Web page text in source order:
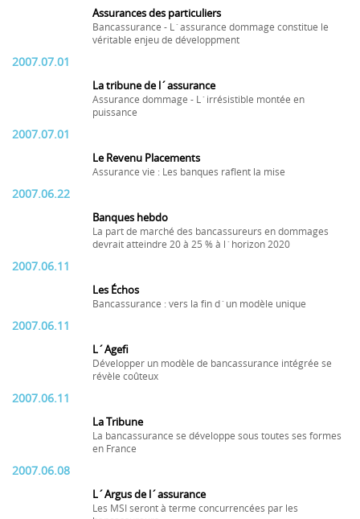
Assurances des particuliers
Bancassurance - L´assurance dommage constitue le
véritable enjeu de développment
2007.07.01
La tribune de l´assurance
Assurance dommage - L´irrésistible montée en
puissance
2007.07.01
Le Revenu Placements
Assurance vie : Les banques raflent la mise
2007.06.22
Banques hebdo
La part de marché des bancassureurs en dommages
devrait atteindre 20 à 25 % à l´horizon 2020
2007.06.11
Les Échos
Bancassurance : vers la fin d´un modèle unique
2007.06.11
L´Agefi
Développer un modèle de bancassurance intégrée se
révèle coûteux
2007.06.11
La Tribune
La bancassurance se développe sous toutes ses formes
en France
2007.06.08
L´Argus de l´assurance
Les MSI seront à terme concurrencées par les